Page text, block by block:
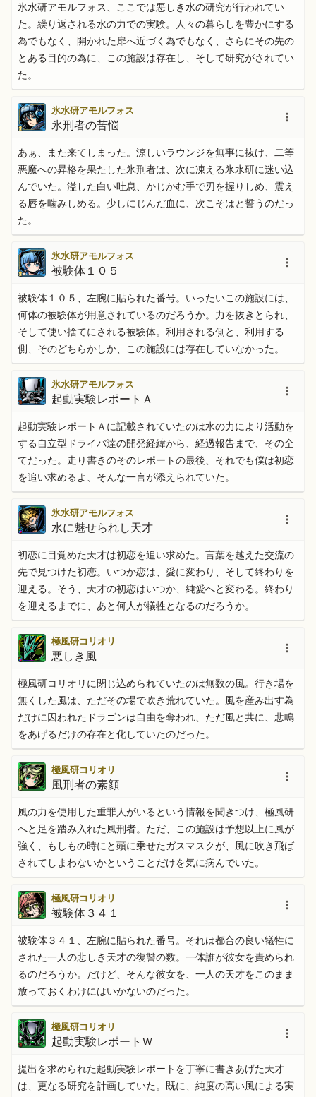
氷水研アモルフォス、ここでは悪しき水の研究が行われてい
た。繰り返される水の力での実験。人々の暮らしを豊かにする
為でもなく、開かれた扉へ近づく為でもなく、さらにその先の
とある目的の為に、この施設は存在し、そして研究がされてい
た。
氷水研アモルフォス
氷刑者の苦悩
あぁ、また来てしまった。涼しいラウンジを無事に抜け、二等
悪魔への昇格を果たした氷刑者は、次に凍える氷水研に迷い込
んでいた。溢した白い吐息、かじかむ手で刃を握りしめ、震え
る唇を噛みしめる。少しにじんだ血に、次こそはと誓うのだっ
た。
氷水研アモルフォス
被験体１０５
被験体１０５、左腕に貼られた番号。いったいこの施設には、
何体の被験体が用意されているのだろうか。力を抜きとられ、
そして使い捨てにされる被験体。利用される側と、利用する
側、そのどちらかしか、この施設には存在していなかった。
氷水研アモルフォス
起動実験レポートＡ
起動実験レポートＡに記載されていたのは水の力により活動を
する自立型ドライバ達の開発経緯から、経過報告まで、その全
てだった。走り書きのそのレポートの最後、それでも僕は初恋
を追い求めるよ、そんな一言が添えられていた。
氷水研アモルフォス
水に魅せられし天才
初恋に目覚めた天才は初恋を追い求めた。言葉を越えた交流の
先で見つけた初恋。いつか恋は、愛に変わり、そして終わりを
迎える。そう、天才の初恋はいつか、純愛へと変わる。終わり
を迎えるまでに、あと何人が犠牲となるのだろうか。
極風研コリオリ
悪しき風
極風研コリオリに閉じ込められていたのは無数の風。行き場を
無くした風は、ただその場で吹き荒れていた。風を産み出す為
だけに囚われたドラゴンは自由を奪われ、ただ風と共に、悲鳴
をあげるだけの存在と化していたのだった。
極風研コリオリ
風刑者の素顔
風の力を使用した重罪人がいるという情報を聞きつけ、極風研
へと足を踏み入れた風刑者。ただ、この施設は予想以上に風が
強く、もしもの時にと頭に乗せたガスマスクが、風に吹き飛ば
されてしまわないかということだけを気に病んでいた。
極風研コリオリ
被験体３４１
被験体３４１、左腕に貼られた番号。それは都合の良い犠牲に
された一人の悲しき天才の復讐の数。一体誰が彼女を責められ
るのだろうか。だけど、そんな彼女を、一人の天才をこのまま
放っておくわけにはいかないのだった。
極風研コリオリ
起動実験レポートＷ
提出を求められた起動実験レポートを丁寧に書きあげた天才
は、更なる研究を計画していた。既に、純度の高い風による実